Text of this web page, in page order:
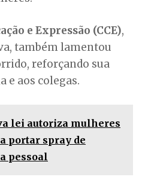
e Expressão (CCE),
também lamentou
reforçando sua
e aos colegas.
lei autoriza mulheres
portar spray de
pessoal